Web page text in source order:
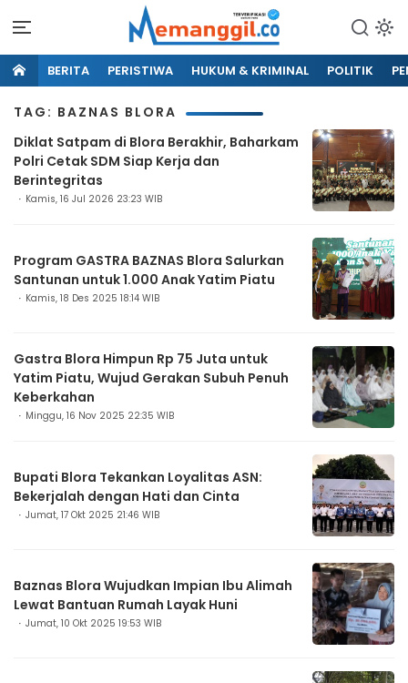
BERITA PERISTIWA HUKUM & KRIMINAL POLITIK
TAG: BAZNAS BLORA
Diklat Satpam di Blora Berakhir, Baharkam
Polri Cetak SDM Siap Kerja dan
Berintegritas
Kamis, 16 Jul 2026 23:23 WIB
Program GASTRA BAZNAS Blora Salurkan
Santunan untuk 1.000 Anak Yatim Piatu
Kamis, 18 Des 2025 18:14 WIB
Gastra Blora Himpun Rp 75 Juta untuk
Yatim Piatu, Wujud Gerakan Subuh Penuh
Keberkahan
Minggu, 16 Nov 2025 22:35 WIB
Bupati Blora Tekankan Loyalitas ASN:
Bekerjalah dengan Hati dan Cinta
Jumat, 17 Okt 2025 21:46 WIB
Baznas Blora Wujudkan Impian Ibu Alimah
Lewat Bantuan Rumah Layak Huni
Jumat, 10 Okt 2025 19:53 WIB